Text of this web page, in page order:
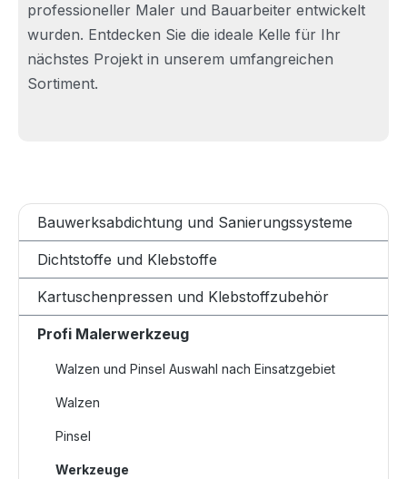
professioneller Maler und Bauarbeiter entwickelt
wurden. Entdecken Sie die ideale Kelle für Ihr
nächstes Projekt in unserem umfangreichen
Sortiment.
Bauwerksabdichtung und Sanierungssysteme
Dichtstoffe und Klebstoffe
Kartuschenpressen und Klebstoffzubehör
Profi Malerwerkzeug
Walzen und Pinsel Auswahl nach Einsatzgebiet
Walzen
Pinsel
Werkzeuge